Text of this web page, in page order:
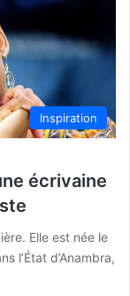
Inspiration
écrivaine
Elle est née le
l’État d’Anambra,